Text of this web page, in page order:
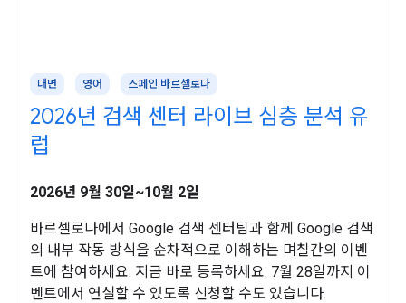
대면 영어 스페인 바르셀로나
2026년 검색 센터 라이브 심층 분석 유
럽
2026년 9월 30일~10월 2일
바르셀로나에서 Google 검색 센터팀과 함께 Google 검색
의 내부 작동 방식을 순차적으로 이해하는 며칠간의 이벤
트에 참여하세요. 지금 바로 등록하세요. 7월 28일까지 이
벤트에서 연설할 수 있도록 신청할 수도 있습니다.